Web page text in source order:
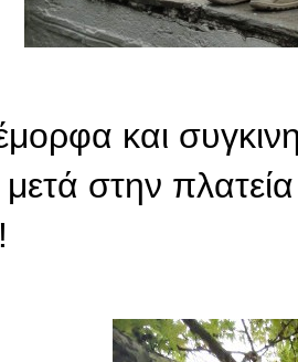
και
μετά στην